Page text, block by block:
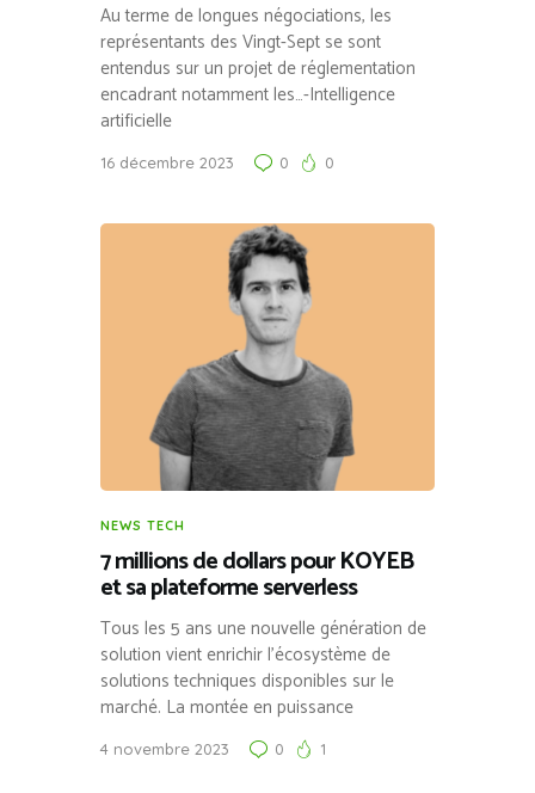
Au terme de longues négociations, les
représentants des Vingt-Sept se sont
entendus sur un projet de réglementation
encadrant notamment les…-Intelligence
artificielle
16 décembre 2023 0 0
NEWS TECH
7 millions de dollars pour KOYEB
et sa plateforme serverless
Tous les 5 ans une nouvelle génération de
solution vient enrichir l’écosystème de
solutions techniques disponibles sur le
marché. La montée en puissance
4 novembre 2023 0 1